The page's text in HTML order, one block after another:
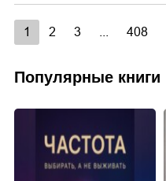
1 2 3 ... 408
Популярные книги